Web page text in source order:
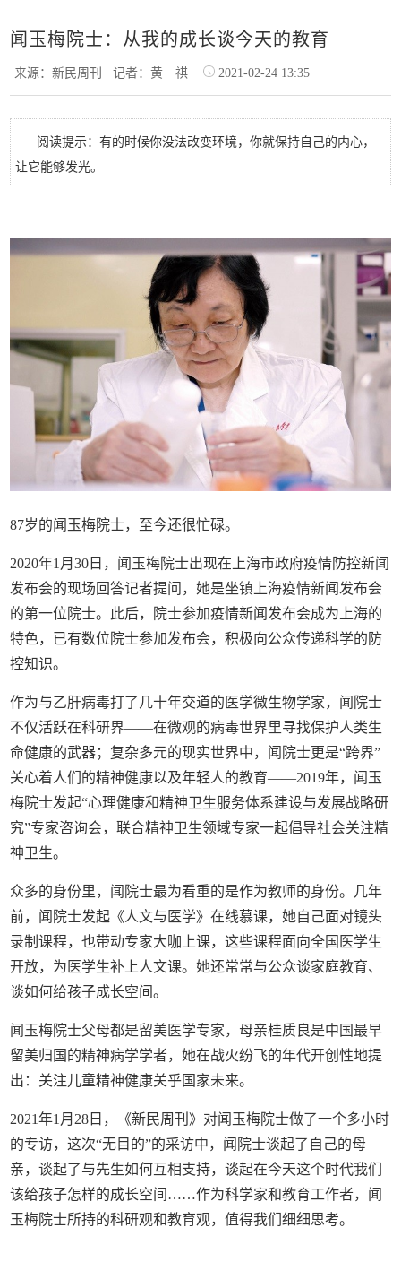
闻玉梅院士：从我的成长谈今天的教育
来源：新民周刊记者：黄 祺 2021-02-24 13:35
阅读提示：有的时候你没法改变环境，你就保持自己的内心，
让它能够发光。
87岁的闻玉梅院士，至今还很忙碌。
2020年1月30日，闻玉梅院士出现在上海市政府疫情防控新闻
发布会的现场回答记者提问，她是坐镇上海疫情新闻发布会
的第一位院士。此后，院士参加疫情新闻发布会成为上海的
特色，已有数位院士参加发布会，积极向公众传递科学的防
控知识。
作为与乙肝病毒打了几十年交道的医学微生物学家，闻院士
不仅活跃在科研界——在微观的病毒世界里寻找保护人类生
命健康的武器；复杂多元的现实世界中，闻院士更是“跨界”
关心着人们的精神健康以及年轻人的教育——2019年，闻玉
梅院士发起“心理健康和精神卫生服务体系建设与发展战略研
究”专家咨询会，联合精神卫生领域专家一起倡导社会关注精
神卫生。
众多的身份里，闻院士最为看重的是作为教师的身份。几年
前，闻院士发起《人文与医学》在线慕课，她自己面对镜头
录制课程，也带动专家大咖上课，这些课程面向全国医学生
开放，为医学生补上人文课。她还常常与公众谈家庭教育、
谈如何给孩子成长空间。
闻玉梅院士父母都是留美医学专家，母亲桂质良是中国最早
留美归国的精神病学学者，她在战火纷飞的年代开创性地提
出：关注儿童精神健康关乎国家未来。
2021年1月28日，《新民周刊》对闻玉梅院士做了一个多小时
的专访，这次“无目的”的采访中，闻院士谈起了自己的母
亲，谈起了与先生如何互相支持，谈起在今天这个时代我们
该给孩子怎样的成长空间……作为科学家和教育工作者，闻
玉梅院士所持的科研观和教育观，值得我们细细思考。